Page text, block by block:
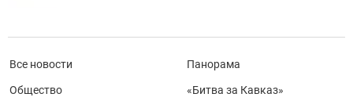
Все новости
Общество
Панорама
«Битва за Кавказ»